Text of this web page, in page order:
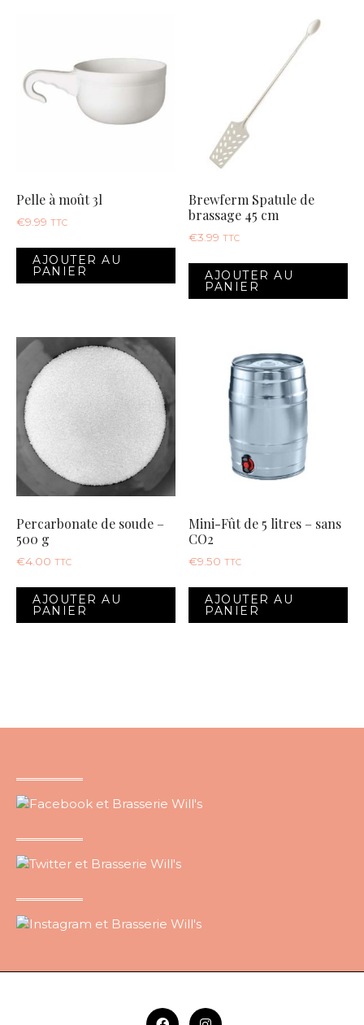
Pelle à moût 3l
€9.99 TTC
AJOUTER AU
PANIER
Brewferm Spatule de
brassage 45 cm
€3.99 TTC
AJOUTER AU
PANIER
Percarbonate de soude –
500 g
€4.00 TTC
AJOUTER AU
PANIER
Mini-Fût de 5 litres – sans
CO2
€9.50 TTC
AJOUTER AU
PANIER